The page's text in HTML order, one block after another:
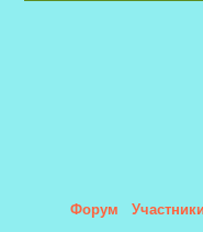
Форум Участники